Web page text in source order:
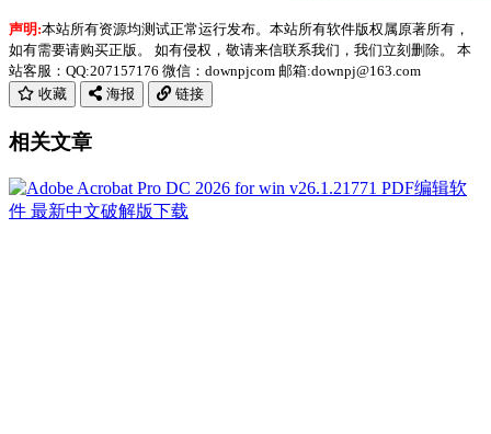
声明:本站所有资源均测试正常运行发布。本站所有软件版权属原著所有，
如有需要请购买正版。 如有侵权，敬请来信联系我们，我们立刻删除。 本
站客服：QQ:207157176 微信：downpjcom 邮箱:downpj@163.com
收藏
海报 链接
相关文章